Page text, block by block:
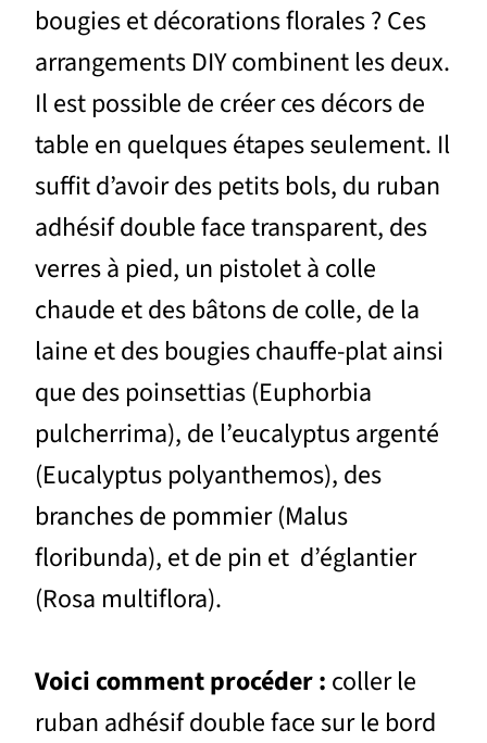
bougies et décorations florales ? Ces
arrangements DIY combinent les deux.
Il est possible de créer ces décors de
table en quelques étapes seulement. Il
suffit d’avoir des petits bols, du ruban
adhésif double face transparent, des
verres à pied, un pistolet à colle
chaude et des bâtons de colle, de la
laine et des bougies chauffe-plat ainsi
que des poinsettias (Euphorbia
pulcherrima), de l’eucalyptus argenté
(Eucalyptus polyanthemos), des
branches de pommier (Malus
floribunda), et de pin et d’églantier
(Rosa multiflora).
Voici comment procéder : coller le
ruban adhésif double face sur le bord